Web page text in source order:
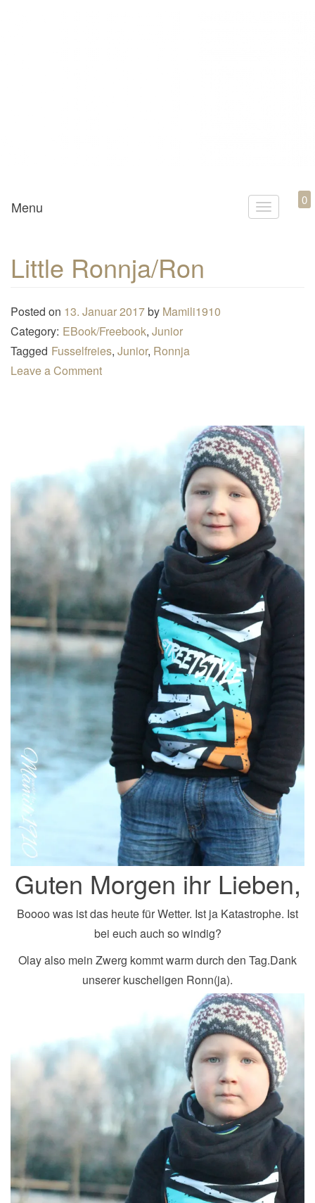
Mamili1910
T
a
t
i
o
n
Menu 0
Little Ronnja/Ron
Posted on 13. Januar 2017by Mamili1910
Category: EBook/Freebook, Junior
Tagged Fusselfreies, Junior, Ronnja
Leave a Comment
Guten Morgen ihr Lieben,
Boooo was ist das heute für Wetter. Ist ja Katastrophe. Ist
bei euch auch so windig?
Olay also mein Zwerg kommt warm durch den Tag.Dank
unserer kuscheligen Ronn(ja).